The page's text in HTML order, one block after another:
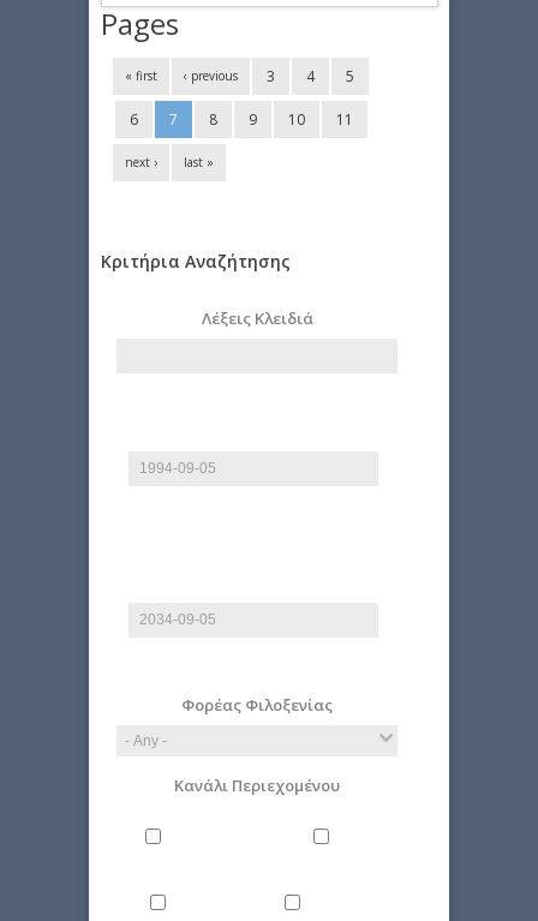
Pages
« first ‹ previous 3 4 5
6 7 8 9 10 11
next › last »
Κριτήρια Αναζήτησης
Λέξεις Κλειδιά
Φορέας Φιλοξενίας
Κανάλι Περιεχομένου